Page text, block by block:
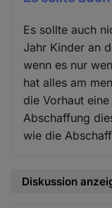
Es sollte auch
Jahr Kinder an
wenn es nur
hat alles am
die Vorhaut
Abschaffung
wie die
Diskussion